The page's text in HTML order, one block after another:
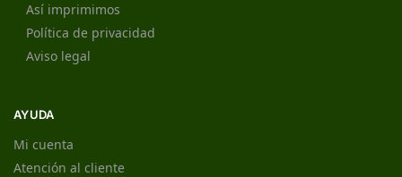
Así imprimimos
Política de privacidad
Aviso legal
AYUDA
Mi cuenta
Atención al cliente